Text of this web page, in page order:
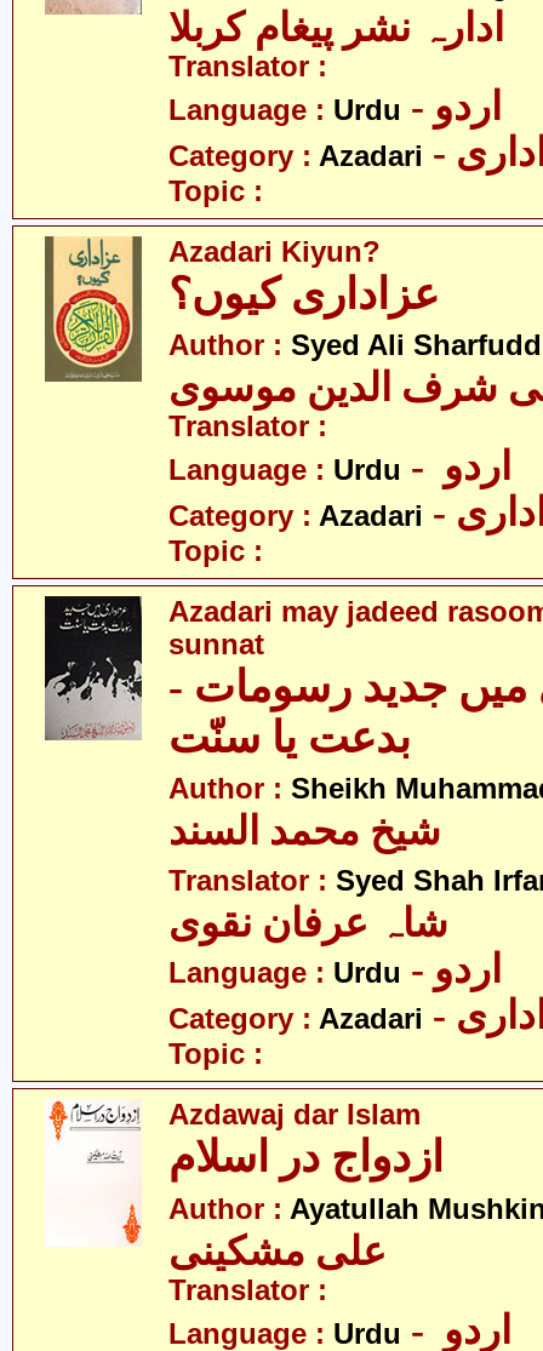
ادارہ نشر پیغام کربلا
Translator :
Language : Urdu - اردو
Category : Azadari
Topic :
Azadari Kiyun?
Author : Syed Ali
شرف الدین موسوی
Translator :
Language : Urdu
Category : Azadari
Topic :
Azadari may jadeed
sunnat
میں جدید رسومات -
بدعت یا سنّت
Author : Sheikh
شیخ محمد السند
Translator : Syed Shah
شاہ عرفان نقوی
Language : Urdu - اردو
Category : Azadari
Topic :
Azdawaj dar Islam
Author : Ayatullah
علی مشکینی
Translator :
Language : Urdu